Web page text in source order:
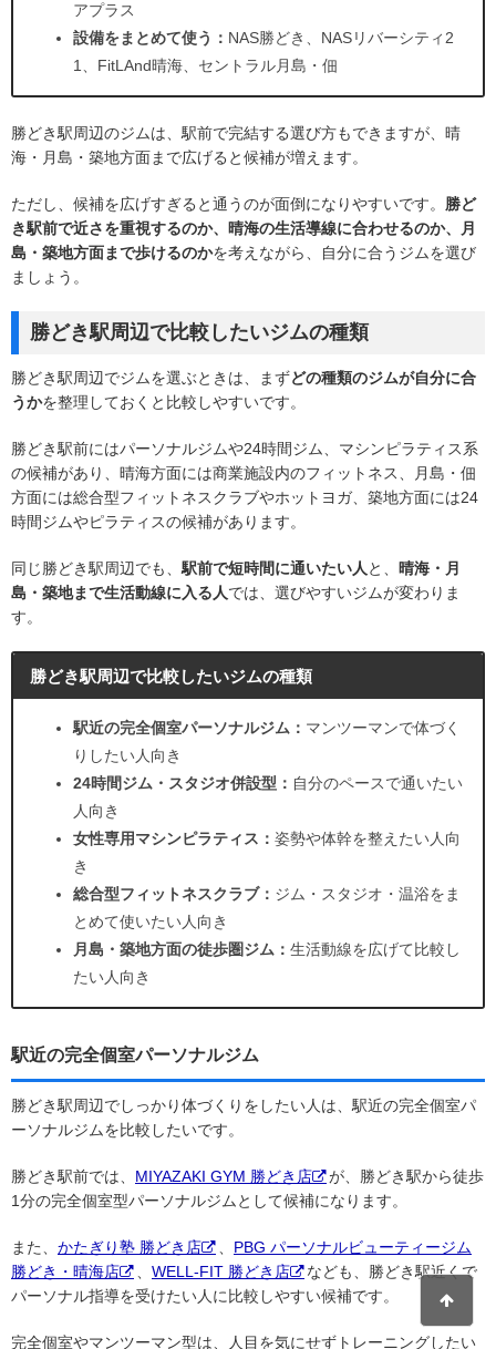
アプラス
設備をまとめて使う： NAS勝どき、NASリバーシティ2
1、FitLAnd晴海、セントラル月島・佃
勝どき駅周辺のジムは、駅前で完結する選び方もできますが、晴
海・月島・築地方面まで広げると候補が増えます。
ただし、候補を広げすぎると通うのが面倒になりやすいです。 勝ど
き駅前で近さを重視するのか、晴海の生活導線に合わせるのか、月
島・築地方面まで歩けるのかを考えながら、自分に合うジムを選び
ましょう。
勝どき駅周辺で比較したいジムの種類
勝どき駅周辺でジムを選ぶときは、まずどの種類のジムが自分に合
うかを整理しておくと比較しやすいです。
勝どき駅前にはパーソナルジムや24時間ジム、マシンピラティス系
の候補があり、晴海方面には商業施設内のフィットネス、月島・佃
方面には総合型フィットネスクラブやホットヨガ、築地方面には24
時間ジムやピラティスの候補があります。
同じ勝どき駅周辺でも、駅前で短時間に通いたい人と、 晴海・月
島・築地まで生活動線に入る人では、選びやすいジムが変わりま
す。
勝どき駅周辺で比較したいジムの種類
駅近の完全個室パーソナルジム： マンツーマンで体づく
りしたい人向き
24時間ジム・スタジオ併設型： 自分のペースで通いたい
人向き
女性専用マシンピラティス： 姿勢や体幹を整えたい人向
き
総合型フィットネスクラブ： ジム・スタジオ・温浴をま
とめて使いたい人向き
月島・築地方面の徒歩圏ジム： 生活動線を広げて比較し
たい人向き
駅近の完全個室パーソナルジム
勝どき駅周辺でしっかり体づくりをしたい人は、駅近の完全個室パ
ーソナルジムを比較したいです。
勝どき駅前では、 MIYAZAKI GYM 勝どき店
が、勝どき駅から徒歩
1分の完全個室型パーソナルジムとして候補になります。
また、 かたぎり塾 勝どき店
PBG パーソナルビューティージム
勝どき・晴海店
WELL-FIT 勝どき店
なども、勝どき駅近くで
パーソナル指導を受けたい人に比較しやすい候補です。
完全個室やマンツーマン型は、人目を気にせずトレーニングしたい